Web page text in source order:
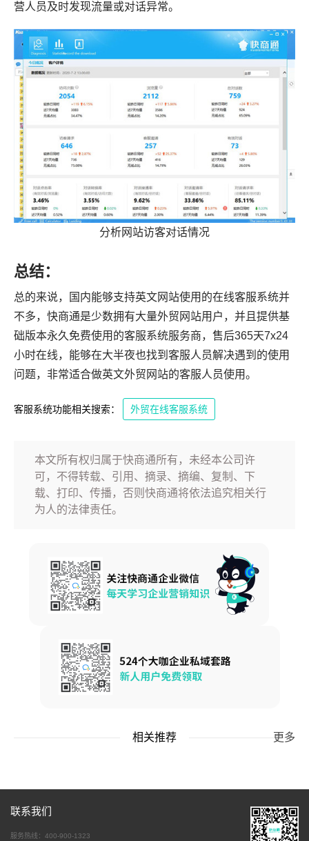
营人员及时发现流量或对话异常。
分析网站访客对话情况
总结：
总的来说，国内能够支持英文网站使用的在线客服系统并
不多，快商通是少数拥有大量外贸网站用户，并且提供基
础版本永久免费使用的客服系统服务商，售后365天7x24
小时在线，能够在大半夜也找到客服人员解决遇到的使用
问题，非常适合做英文外贸网站的客服人员使用。
客服系统功能相关搜索： 外贸在线客服系统
本文所有权归属于快商通所有，未经本公司许
可，不得转载、引用、摘录、摘编、复制、下
载、打印、传播，否则快商通将依法追究相关行
为人的法律责任。
相关推荐 更多
联系我们
服务热线：400-900-1323